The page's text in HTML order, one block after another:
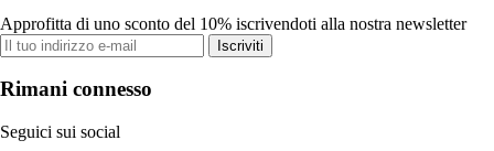
Approfitta di uno sconto del 10% iscrivendoti alla nostra newsletter
Iscriviti
Rimani connesso
Seguici sui social